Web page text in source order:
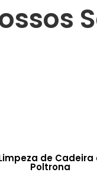
de Cadeira
Poltrona